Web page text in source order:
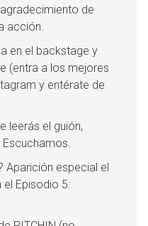
de
acción.
en el backstage y
(entra a los mejores
y entérate de
leerás el guión,
Escuchamos.
Aparición especial el
el Episodio 5: